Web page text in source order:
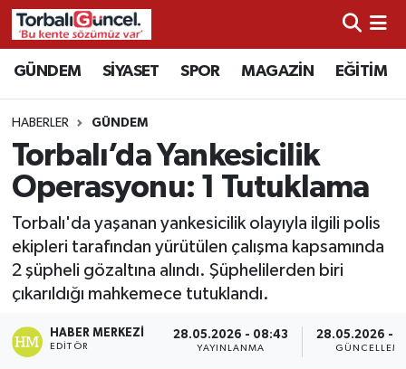
GÜNDEM SİYASET SPOR MAGAZİN EĞİTİM
HABERLER GÜNDEM
Torbalı’da Yankesicilik
Operasyonu: 1 Tutuklama
Torbalı'da yaşanan yankesicilik olayıyla ilgili polis
ekipleri tarafından yürütülen çalışma kapsamında
2 şüpheli gözaltına alındı. Şüphelilerden biri
çıkarıldığı mahkemece tutuklandı.
HABER MERKEZI
EDITÖR
28.05.2026 - 08:43
YAYINLANMA
28.05.2026 -
İzmir Nöbetçi Eczaneler
İzmir Hava Durumu
İzmir Namaz Vakitleri
İzmir Trafik Yoğunluk Haritası
Süper Lig Puan Durumu ve Fikstür
Tüm Manşetler
Son Dakika Haberleri